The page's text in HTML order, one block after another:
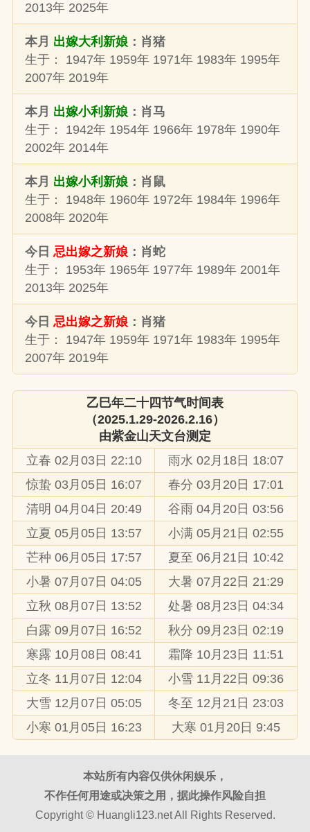
2013年 2025年
本月 出嫁大利新娘：肖猪
生于： 1947年 1959年 1971年 1983年 1995年
2007年 2019年
本月 出嫁小利新娘：肖马
生于： 1942年 1954年 1966年 1978年 1990年
2002年 2014年
本月 出嫁小利新娘：肖鼠
生于： 1948年 1960年 1972年 1984年 1996年
2008年 2020年
今日 忌出嫁之新娘：肖蛇
生于： 1953年 1965年 1977年 1989年 2001年
2013年 2025年
今日 忌出嫁之新娘：肖猪
生于： 1947年 1959年 1971年 1983年 1995年
2007年 2019年
乙巳年二十四节气时间表
（2025.1.29-2026.2.16）
由紫金山天文台测定
立春 02月03日 22:10
雨水 02月18日 18:07
惊蛰 03月05日 16:07
春分 03月20日 17:01
清明 04月04日 20:49
谷雨 04月20日 03:56
立夏 05月05日 13:57
小满 05月21日 02:55
芒种 06月05日 17:57
夏至 06月21日 10:42
小暑 07月07日 04:05
大暑 07月22日 21:29
立秋 08月07日 13:52
处暑 08月23日 04:34
白露 09月07日 16:52
秋分 09月23日 02:19
寒露 10月08日 08:41
霜降 10月23日 11:51
立冬 11月07日 12:04
小雪 11月22日 09:36
大雪 12月07日 05:05
冬至 12月21日 23:03
小寒 01月05日 16:23
大寒 01月20日 9:45
本站所有内容仅供休闲娱乐，
不作任何用途或决策之用，据此操作风险自担
Copyright © Huangli123.netAll Rights Reserved.